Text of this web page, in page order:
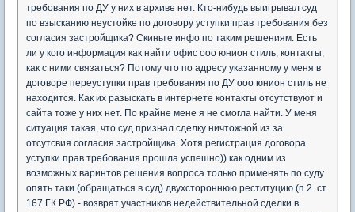
требования по ДУ у них в архиве нет. Кто-нибудь выигрывал суд
по взысканию неустойке по договору уступки прав требования без
согласия застройщика? Скиньте инфо по таким решениям. Есть
ли у кого информация как найти офис ооо юнион стиль, контакты,
как с ними связаться? Потому что по адресу указанному у меня в
договоре переуступки прав требования по ДУ ооо юнион стиль не
находится. Как их разыскать в интернете контакты отсутствуют и
сайта тоже у них нет. По крайне мене я не смогла найти. У меня
ситуация такая, что суд признал сделку ничтожной из за
отсутсвия согласия застройщика. Хотя регистрация договора
уступки прав требования прошла успешно)) как одним из
возможных варинтов решения вопроса только применять по суду
опять таки (обращаться в суд) двухстороннюю реституцию (п.2. ст.
167 ГК РФ) - возврат участников недействительной сделки в